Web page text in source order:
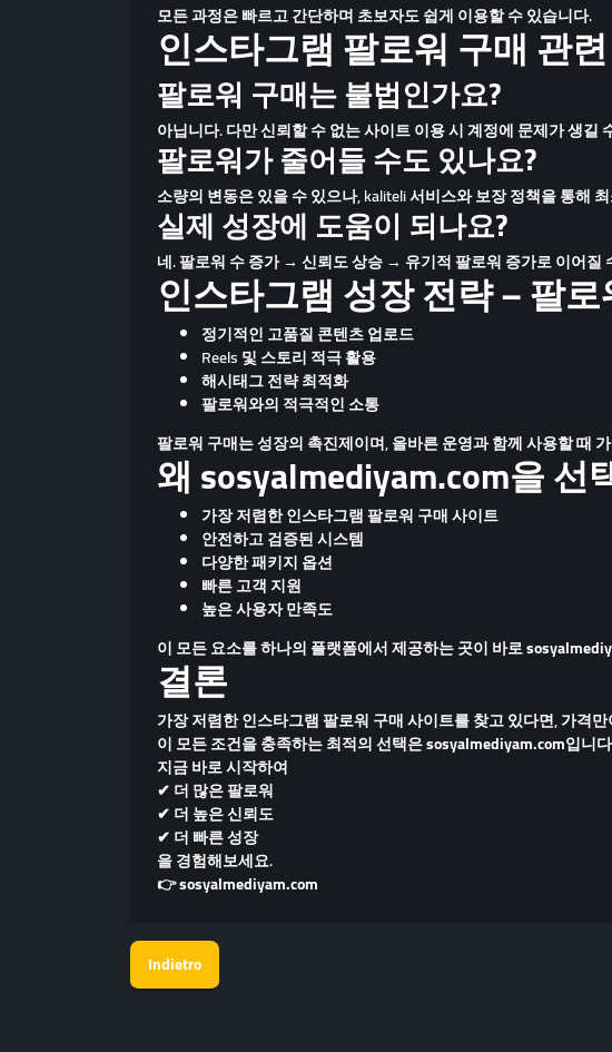
모든 과정은 빠르고 간단하며 초보자도 쉽게 이용할 수 있습니다.
인스타그램 팔로워 구매 관
팔로워 구매는 불법인가요?
아닙니다. 다만 신뢰할 수 없는 사이트 이용 시 계정에 문제가 생
팔로워가 줄어들 수도 있나요?
소량의 변동은 있을 수 있으나, kaliteli 서비스와 보장 정책을 통해
실제 성장에 도움이 되나요?
네. 팔로워 수 증가 → 신뢰도 상승 → 유기적 팔로워 증가로 이어질
인스타그램 성장 전략 – 팔
정기적인 고품질 콘텐츠 업로드
Reels 및 스토리 적극 활용
해시태그 전략 최적화
팔로워와의 적극적인 소통
팔로워 구매는성장의 촉진제이며, 올바른 운영과 함께 사용할 때
왜 sosyalmediyam.com을 선
가장 저렴한 인스타그램 팔로워 구매 사이트
안전하고 검증된 시스템
다양한 패키지 옵션
빠른 고객 지원
높은 사용자 만족도
이 모든 요소를 하나의 플랫폼에서 제공하는 곳이 바로
결론
가장 저렴한 인스타그램 팔로워 구매 사이트를 찾고 있다면, 가격
이 모든 조건을 충족하는 최적의 선택은sosyalmediyam.com입니
지금 바로 시작하여
✔ 더 많은 팔로워
✔ 더 높은 신뢰도
✔ 더 빠른 성장
을 경험해보세요.
👉sosyalmediyam.com
Indietro